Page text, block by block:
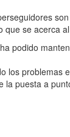
que se acerca
podido
los
puesta a